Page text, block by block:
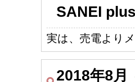
SANEI plus
実は、売電より
2018年8月